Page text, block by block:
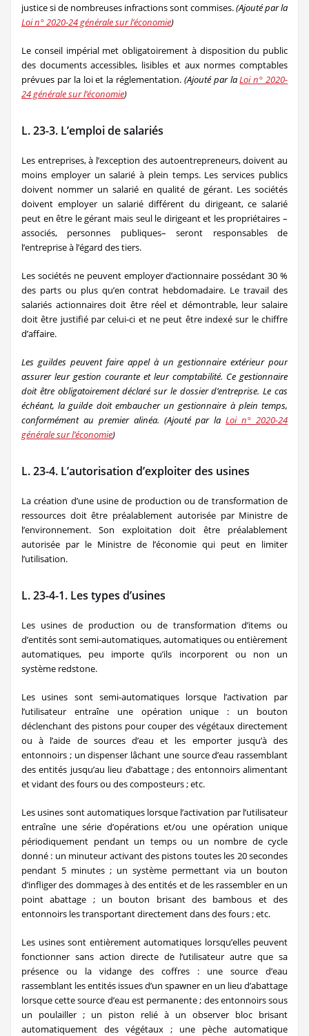
justice si de nombreuses infractions sont commises.(Ajouté par la
Loi n° 2020-24 générale sur l’économie)
Le conseil impérial met obligatoirement à disposition du public
des documents accessibles, lisibles et aux normes comptables
prévues par la loi et la réglementation. (Ajouté par laLoi n° 2020-
24 générale sur l’économie)
L. 23-3. L’emploi de salariés
Les entreprises, à l’exception des autoentrepreneurs, doivent au
moins employer un salarié à plein temps. Les services publics
doivent nommer un salarié en qualité de gérant. Les sociétés
doivent employer un salarié différent du dirigeant, ce salarié
peut en être le gérant mais seul le dirigeant et les propriétaires –
associés, personnes publiques– seront responsables de
l’entreprise à l’égard des tiers.
Les sociétés ne peuvent employer d’actionnaire possédant 30 %
des parts ou plus qu’en contrat hebdomadaire. Le travail des
salariés actionnaires doit être réel et démontrable, leur salaire
doit être justifié par celui-ci et ne peut être indexé sur le chiffre
d’affaire.
Les guildes peuvent faire appel à un gestionnaire extérieur pour
assurer leur gestion courante et leur comptabilité. Ce gestionnaire
doit être obligatoirement déclaré sur le dossier d’entreprise. Le cas
échéant, la guilde doit embaucher un gestionnaire à plein temps,
conformément au premier alinéa. (Ajouté par laLoi n° 2020-24
générale sur l’économie)
L. 23-4. L’autorisation d’exploiter des usines
La création d’une usine de production ou de transformation de
ressources doit être préalablement autorisée par Ministre de
l’environnement. Son exploitation doit être préalablement
autorisée par le Ministre de l’économie qui peut en limiter
l’utilisation.
L. 23-4-1. Les types d’usines
Les usines de production ou de transformation d’items ou
d’entités sont semi-automatiques, automatiques ou entièrement
automatiques, peu importe qu’ils incorporent ou non un
système redstone.
Les usines sont semi-automatiques lorsque l’activation par
l’utilisateur entraîne une opération unique : un bouton
déclenchant des pistons pour couper des végétaux directement
ou à l’aide de sources d’eau et les emporter jusqu’à des
entonnoirs ; un dispenser lâchant une source d’eau rassemblant
des entités jusqu’au lieu d’abattage ; des entonnoirs alimentant
et vidant des fours ou des composteurs ; etc.
Les usines sont automatiques lorsque l’activation par l’utilisateur
entraîne une série d’opérations et/ou une opération unique
périodiquement pendant un temps ou un nombre de cycle
donné : un minuteur activant des pistons toutes les 20 secondes
pendant 5 minutes ; un système permettant via un bouton
d’infliger des dommages à des entités et de les rassembler en un
point abattage ; un bouton brisant des bambous et des
entonnoirs les transportant directement dans des fours ; etc.
Les usines sont entièrement automatiques lorsqu’elles peuvent
fonctionner sans action directe de l’utilisateur autre que sa
présence ou la vidange des coffres : une source d’eau
rassemblant les entités issues d’un spawner en un lieu d’abattage
lorsque cette source d’eau est permanente ; des entonnoirs sous
un poulailler ; un piston relié à un observer bloc brisant
automatiquement des végétaux ; une pèche automatique